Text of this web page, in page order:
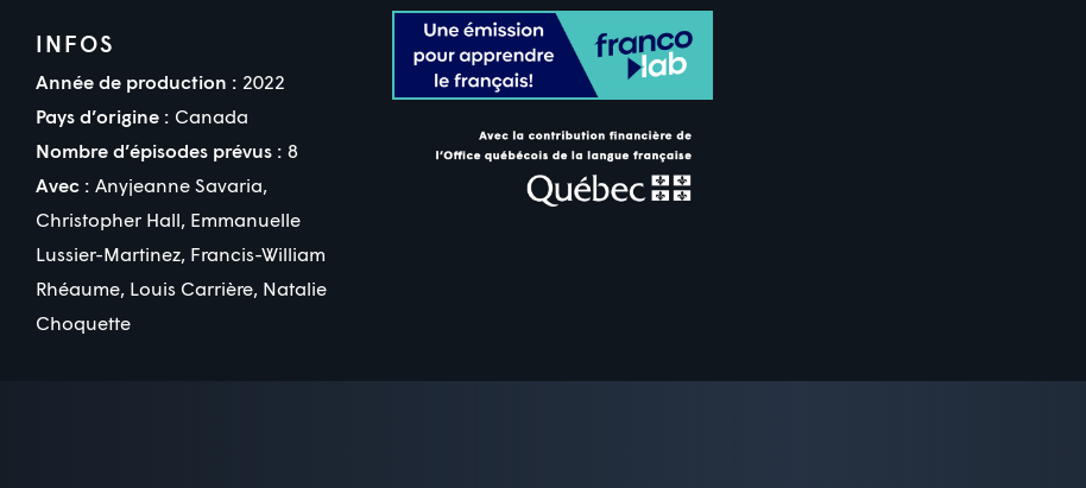
INFOS
Année de production : 2022
Pays d’origine : Canada
Nombre d’épisodes prévus : 8
Avec : Anyjeanne Savaria
Christopher Hall Emmanuelle
Lussier-Martinez Francis-William
Rhéaume Louis Carrière Natalie
Choquette